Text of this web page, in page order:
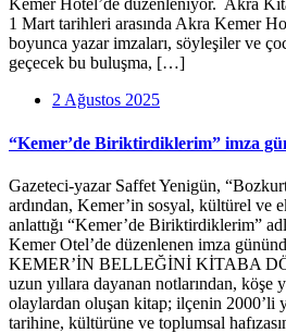
Kemer Hotel’de düzenleniyor. Akra
1 Mart tarihleri arasında Akra Kemer
boyunca yazar imzaları, söyleşiler ve
geçecek bu buluşma, […]
2 Ağustos 2025
“Kemer’de Biriktirdiklerim” imza
Gazeteci-yazar Saffet Yenigün, “Bozkurt
ardından, Kemer’in sosyal, kültürel ve
anlattığı “Kemer’de Biriktirdiklerim”
Kemer Otel’de düzenlenen imza
KEMER’İN BELLEĞİNİ KİTABA
uzun yıllara dayanan notlarından, köşe
olaylardan oluşan kitap; ilçenin 2000’li
tarihine, kültürüne ve toplumsal